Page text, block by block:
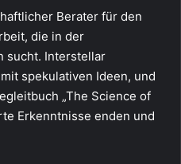
Berater für den
die in der
sucht. Interstellar
spekulativen Ideen, und
„The Science of
Erkenntnisse enden und